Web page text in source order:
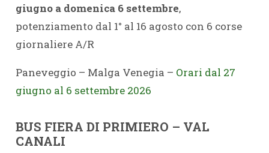
giugno a domenica 6 settembre,
potenziamento dal 1° al 16 agosto con 6 corse
giornaliere A/R
Paneveggio – Malga Venegia – Orari dal 27
giugno al 6 settembre 2026
BUS FIERA DI PRIMIERO – VAL
CANALI